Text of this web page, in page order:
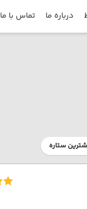
درباره ما تماس با ما
ستاره